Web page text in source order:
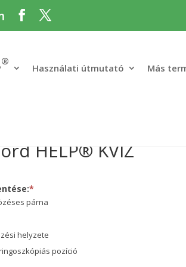
®
Használati útmutató Más
HELP® KVÍZ
*
párna
helyzete
pozíció